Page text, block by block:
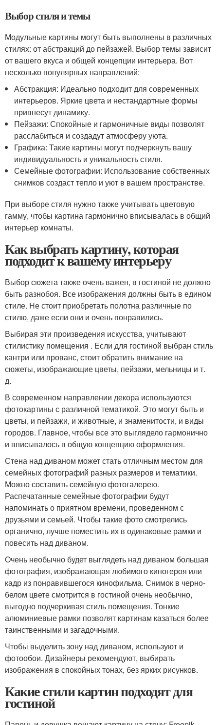
Выбор стиля и темы
Модульные картины могут быть выполнены в различных
стилях: от абстракций до пейзажей. Выбор темы зависит
от вашего вкуса и общей концепции интерьера. Вот
несколько популярных направлений:
Абстракция: Идеально подходит для современных
интерьеров. Яркие цвета и нестандартные формы
привнесут динамику.
Пейзажи: Спокойные и гармоничные виды позволят
расслабиться и создадут атмосферу уюта.
Графика: Такие картины могут подчеркнуть вашу
индивидуальность и уникальность стиля.
Семейные фотографии: Использование собственных
снимков создаст тепло и уют в вашем пространстве.
При выборе стиля нужно также учитывать цветовую
гамму, чтобы картина гармонично вписывалась в общий
интерьер комнаты.
Как выбрать картину, которая
подходит к вашему интерьеру
Выбор сюжета также очень важен, в гостиной не должно
быть разнобоя. Все изображения должны быть в едином
стиле. Не стоит приобретать полотна различные по
стилю, даже если они и очень понравились.
Выбирая эти произведения искусства, учитывают
стилистику помещения . Если для гостиной выбран стиль
кантри или прованс, стоит обратить внимание на
сюжеты, изображающие цветы, пейзажи, мельницы и т.
д.
В современном направлении декора используются
фотокартины с различной тематикой. Это могут быть и
цветы, и пейзажи, и животные, и знаменитости, и виды
городов. Главное, чтобы все это выглядело гармонично
и вписывалось в общую концепцию оформления.
Стена над диваном может стать отличным местом для
семейных фотографий разных размеров и тематики.
Можно составить семейную фотогалерею.
Распечатанные семейные фотографии будут
напоминать о приятном времени, проведенном с
друзьями и семьей. Чтобы такие фото смотрелись
органично, лучше поместить их в одинаковые рамки и
повесить над диваном.
Очень необычно будет выглядеть над диваном большая
фотография, изображающая любимого киногероя или
кадр из понравившегося кинофильма. Снимок в черно-
белом цвете смотрится в гостиной очень необычно,
выгодно подчеркивая стиль помещения. Тонкие
алюминиевые рамки позволят картинам казаться более
таинственными и загадочными.
Чтобы выделить зону над диваном, используют и
фотообои. Дизайнеры рекомендуют, выбирать
изображения в спокойных тонах, без ярких рисунков.
Какие стили картин подходят для
гостиной